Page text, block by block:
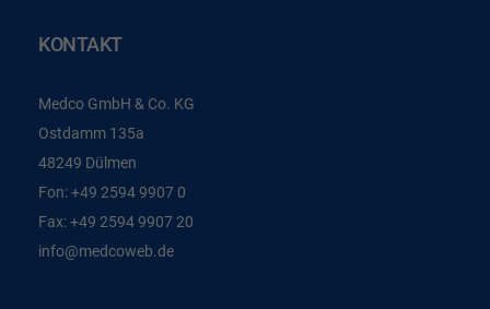
KONTAKT
Medco GmbH & Co. KG
Ostdamm 135a
48249 Dülmen
Fon:+49 2594 9907 0
Fax:+49 2594 9907 20
info@medcoweb.de